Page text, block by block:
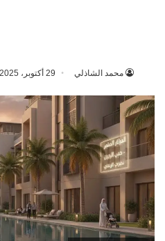
محمد الشاذلي 29 أكتوبر، 2025